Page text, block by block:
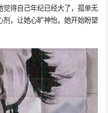
得自己年纪已经大了，孤单无
，让她心旷神怡。她开始盼望